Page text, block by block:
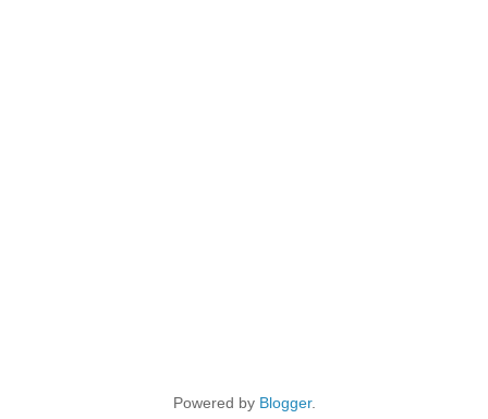
Powered by Blogger.